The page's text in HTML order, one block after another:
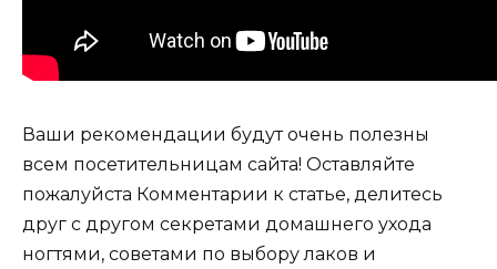
Ваши рекомендации будут очень полезны
всем посетительницам сайта! Оставляйте
пожалуйста Комментарии к статье, делитесь
друг с другом секретами домашнего ухода
ногтями, советами по выбору лаков и